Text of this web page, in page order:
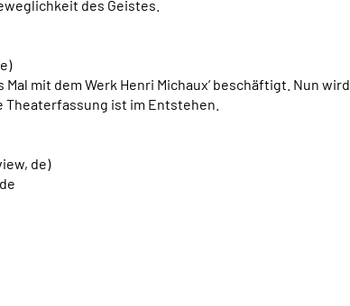
des Geistes.
mit dem Werk Henri Michaux’ beschäftigt. Nun wird
ist im Entstehen.
de)